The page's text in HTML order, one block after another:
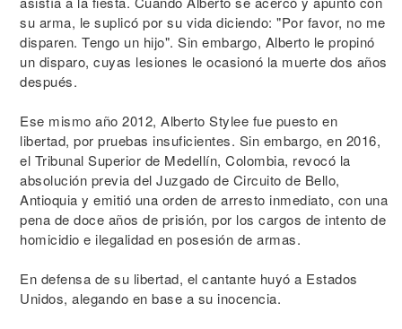
su arma, le suplicó por su vida diciendo: "Por favor, no me
disparen. Tengo un hijo". Sin embargo, Alberto le propinó
un disparo, cuyas lesiones le ocasionó la muerte dos años
después.
Ese mismo año 2012, Alberto Stylee fue puesto en
libertad, por pruebas insuficientes. Sin embargo, en 2016,
el Tribunal Superior de Medellín, Colombia, revocó la
absolución previa del Juzgado de Circuito de Bello,
Antioquia y emitió una orden de arresto inmediato, con una
pena de doce años de prisión, por los cargos de intento de
homicidio e ilegalidad en posesión de armas.
En defensa de su libertad, el cantante huyó a Estados
Unidos, alegando en base a su inocencia.